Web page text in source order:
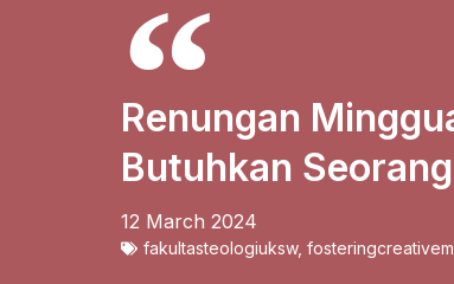
Renungan
Butuhkan
12 March 2024
fakultasteologiuksw,